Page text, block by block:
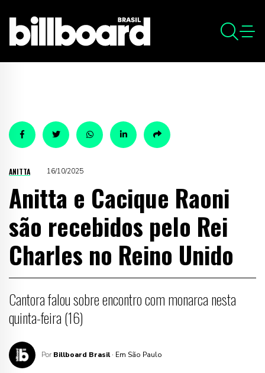
ANITTA 16/10/2025
Anitta e Cacique Raoni
são recebidos pelo Rei
Charles no Reino Unido
Cantora falou sobre encontro com monarca nesta
quinta-feira (16)
Por Billboard Brasil · Em São Paulo